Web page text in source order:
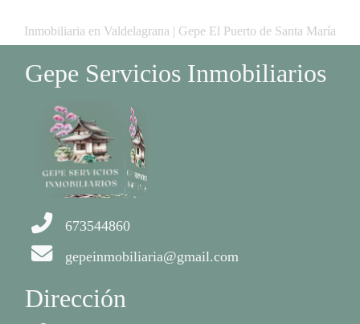
Inmobiliaria en Valdelagrana | Gepe El Puerto de Santa María
Gepe Servicios Inmobiliarios
673544860
gepeinmobiliaria@gmail.com
Dirección